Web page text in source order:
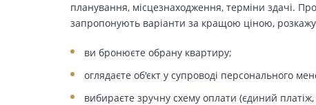
планування, місцезнаходження, терміни здачі.
запропонують варіанти за кращою ціною,
ви бронюєте обрану квартиру;
оглядаєте об'єкт у супроводі персонального
вибираєте зручну схему оплати (єдиний